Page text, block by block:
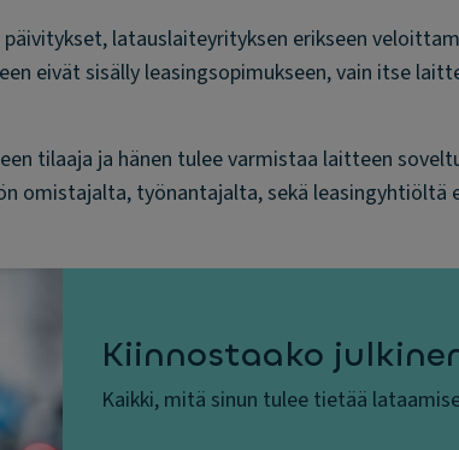
latauslaiteyrityksen erikseen
eivät sisälly leasingsopimukseen, vain itse
tilaaja ja hänen tulee varmistaa laitteen
omistajalta, työnantajalta, sekä leasingyhtiöltä
Kiinnostaako
Kaikki, mitä sinun tulee tietää